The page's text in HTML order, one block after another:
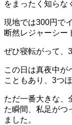
をまったく知らな
現地では300円で
断然レジャーシー
ぜひ寝転がって、
この日は真夜中が
こともあり、3つ
ただ一番大きな、
た瞬間、私足がつ
ました。